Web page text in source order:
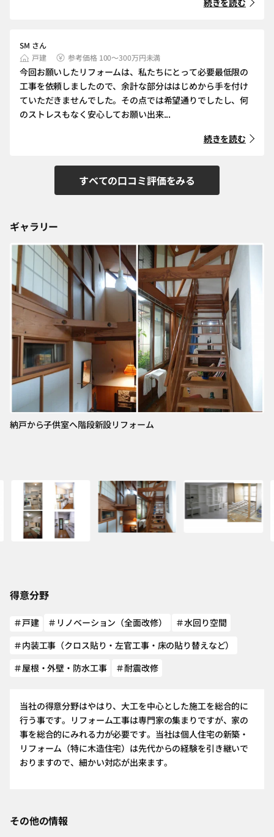
続きを読む
SM さん
戸建
参考価格 100～300万円未満
今回お願いしたリフォームは、私たちにとって必要最低限の
工事を依頼しましたので、余計な部分ははじめから手を付け
ていただきませんでした。その点では希望通りでしたし、何
のストレスもなく安心してお願い出来...
続きを読む
すべての口コミ評価をみる
ギャラリー
納戸から子供室へ階段新設リフォーム
得意分野
＃戸建 ＃リノベーション（全面改修）
＃水回り空間
＃内装工事（クロス貼り・左官工事・床の貼り替えなど）
＃屋根・外壁・防水工事
＃耐震改修
当社の得意分野はやはり、大工を中心とした施工を総合的に
行う事です。リフォーム工事は専門家の集まりですが、家の
事を総合的にみれる力が必要です。当社は個人住宅の新築・
リフォーム（特に木造住宅）は先代からの経験を引き継いで
おりますので、細かい対応が出来ます。
その他の情報